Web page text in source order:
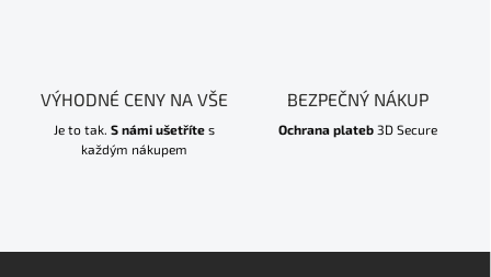
VÝHODNÉ CENY NA VŠE
Je to tak. S námi ušetřítes
každým nákupem
BEZPEČNÝ NÁKUP
Ochrana plateb3D Secure